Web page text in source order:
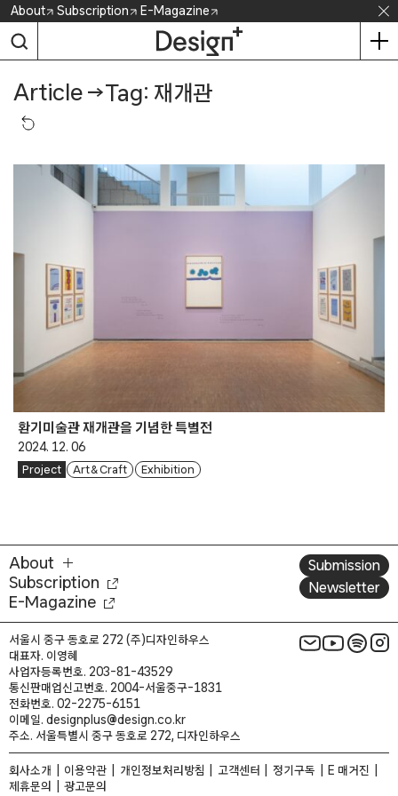
Skip
content
About Subscription E-Magazine
Article →Tag: 재개관
환기미술관 재개관을 기념한 특별전
2024. 12. 06
Project Art & Craft Exhibition
About
Subscription
E-Magazine
Submission
Newsletter
서울시 중구 동호로 272 (주)디자인하우스
대표자. 이영혜
사업자등록번호. 203-81-43529
통신판매업신고번호. 2004-서울중구-1831
전화번호. 02-2275-6151
이메일. designplus@design.co.kr
주소. 서울특별시 중구 동호로 272, 디자인하우스
회사소개 이용약관 개인정보처리방침 고객센터 정기구독
E 매거진
제휴문의
광고문의